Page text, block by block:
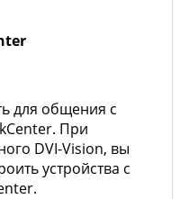
для общения с
При
DVI-Vision, вы
устройства с